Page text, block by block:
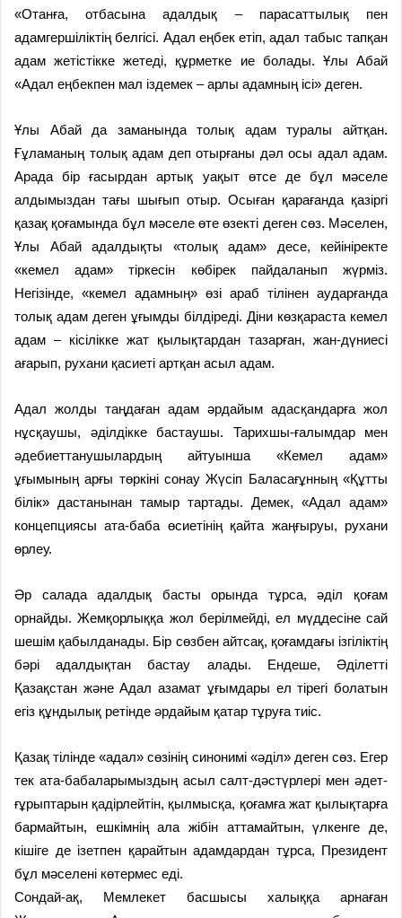
«Отанға, отбасына адалдық – парасаттылық пен
адамгершіліктің белгісі. Адал еңбек етіп, адал табыс тапқан
адам жетістікке жетеді, құрметке ие болады. Ұлы Абай
«Адал еңбекпен мал іздемек – арлы адамның ісі» деген.
Ұлы Абай да заманында толық адам туралы айтқан.
Ғұламаның толық адам деп отырғаны дәл осы адал адам.
Арада бір ғасырдан артық уақыт өтсе де бұл мәселе
алдымыздан тағы шығып отыр. Осыған қарағанда қазіргі
қазақ қоғамында бұл мәселе өте өзекті деген сөз. Мәселен,
Ұлы Абай адалдықты «толық адам» десе, кейініректе
«кемел адам» тіркесін көбірек пайдаланып жүрміз.
Негізінде, «кемел адамның» өзі араб тілінен аударғанда
толық адам деген ұғымды білдіреді. Діни көзқараста кемел
адам – кісілікке жат қылықтардан тазарған, жан-дүниесі
ағарып, рухани қасиеті артқан асыл адам.
Адал жолды таңдаған адам әрдайым адасқандарға жол
нұсқаушы, әділдікке бастаушы. Тарихшы-ғалымдар мен
әдебиеттанушылардың айтуынша «Кемел адам»
ұғымының арғы төркіні сонау Жүсіп Баласағұнның «Құтты
білік» дастанынан тамыр тартады. Демек, «Адал адам»
концепциясы ата-баба өсиетінің қайта жаңғыруы, рухани
өрлеу.
Әр салада адалдық басты орында тұрса, әділ қоғам
орнайды. Жем­қорлыққа жол берілмейді, ел мүд­десіне сай
шешім қабылданады. Бір сөзбен айтсақ, қоғамдағы ізгіліктің
бәрі адалдықтан бастау алады. Ендеше, Әділетті
Қазақстан және Адал азамат ұғымдары ел тірегі болатын
егіз құндылық ретінде әрдайым қатар тұруға тиіс.
Қазақ тілінде «адал» сөзінің синонимі «әділ» деген сөз. Егер
тек ата-бабаларымыздың асыл салт-дәстүрлері мен әдет-
ғұрыптарын қадірлейтін, қылмысқа, қоғамға жат қылықтарға
бармайтын, ешкімнің ала жібін аттамайтын, үлкенге де,
кішіге де ізетпен қарайтын адамдардан тұрса, Президент
бұл мәселені көтермес еді.
Сондай-ақ, Мемлекет басшысы халыққа арнаған